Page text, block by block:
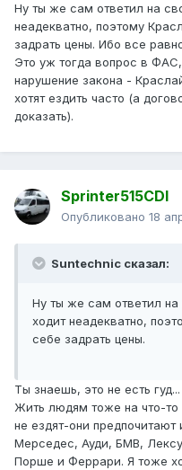
Ну ты же сам ответил на
неадекватно, поэтому
задрать цены. Ибо все
Это уж тогда вопрос в ФАС,
нарушение закона -
хотят ездить часто (а
доказать).
Sprinter515CDI
Опубликовано 18
Suntechnic сказал:
Ну ты же сам ответил
ходит неадекватно,
себе задрать цены.
Ты знаешь, это не есть
Жить людям тоже на что-то
не ездят-они
Мерседес, Ауди, БМВ,
Порше и Феррари. Я тоже